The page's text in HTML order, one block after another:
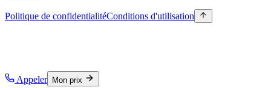
Politique de confidentialitéConditions d'utilisation
Appeler Mon prix